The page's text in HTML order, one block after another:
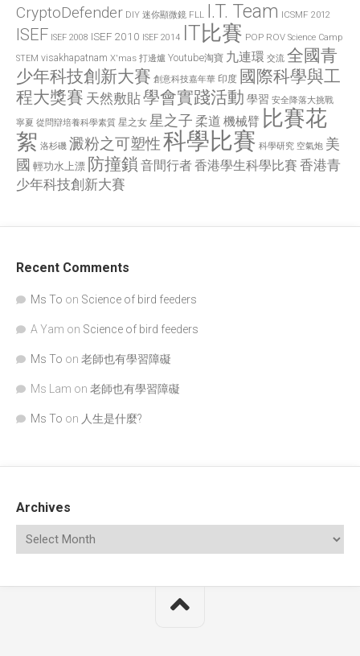
CryptoDefender DIY 迷你顯微鏡 FLL I.T. Team ICSMF 2012
ISEF ISEF 2008 ISEF 2010 ISEF 2014 IT比賽 POP ROV Science Camp
STEM visakhapatnam X'mas 打邊爐 Youtube淘寶 九連環 交流 全國青
少年科技創新大賽 創意科技嘉年華 印度 國際科學與工
程大獎賽 天然敷貼學會實踐活動 學習 安全降落大挑戰
寧夏 從問辯培養科學素質 星之女 星之子 柔道 機械臂 比賽花
絮 洛杉磯 澱粉之可塑性科學比賽 科學研究 空氣炮 美
國 輕功水上漂 防撞鎖 音間行者香港學生科學比賽 香港青
少年科技創新大賽
Recent Comments
Ms To on Science of bird feeders
A Yam on Science of bird feeders
Ms To on 老師也有學習障礙
Ms Lam on 老師也有學習障礙
Ms To on 人生是什麼?
Archives